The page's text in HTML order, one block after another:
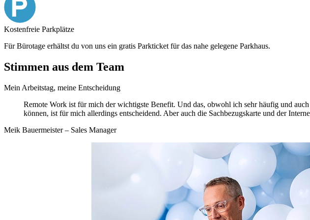
Kostenfreie Parkplätze
Für Bürotage erhältst du von uns ein gratis Parkticket für das nahe gelegene Parkhaus.
Stimmen aus dem Team
Mein Arbeitstag, meine Entscheidung
Remote Work ist für mich der wichtigste Benefit. Und das, obwohl ich sehr häufig und
können, ist für mich allerdings entscheidend. Aber auch die Sachbezugskarte und der
Meik Bauermeister – Sales Manager